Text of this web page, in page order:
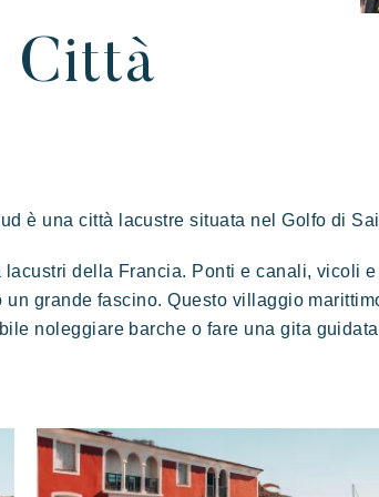
Tiki
Evasione
Città
è una città lacustre situata nel Golfo di
della Francia. Ponti e canali, vicoli e
grande fascino. Questo villaggio
noleggiare barche o fare una gita